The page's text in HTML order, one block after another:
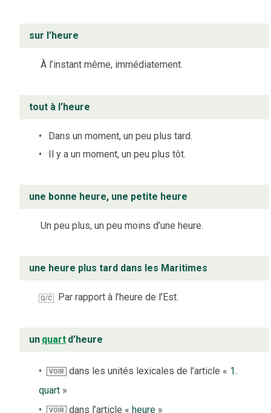
sur l’heure
À l’instant même, immédiatement.
tout à l’heure
Dans un moment, un peu plus tard.
Il y a un moment, un peu plus tôt.
une bonne heure, une petite heure
Un peu plus, un peu moins d’une heure.
une heure plus tard dans les Maritimes
Q/C Par rapport à l’heure de l’Est.
un quart d’heure
VOIR dans les unités lexicales de l’article « 1.
quart »
VOIR dans l’article « heure »